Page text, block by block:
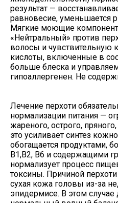
результат —
равновесие, уменьшается
Мягкие моющие
«Нейтральный» против
волосы и
кислоты, включенные в
больше блеска и
гипоаллергенен. Не
Лечение перхоти
нормализации питания —
жареного, острого,
это усиливает синтез
обогащается продуктами,
B1,B2, B6 и содержащими
нормализует процесс
токсины. Причиной
сухая кожа головы из-за
эпидермисе. В этом случае